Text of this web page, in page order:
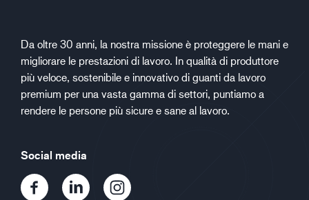
Da oltre 30 anni, la nostra missione è proteggere le mani e
migliorare le prestazioni di lavoro. In qualità di produttore
più veloce, sostenibile e innovativo di guanti da lavoro
premium per una vasta gamma di settori, puntiamo a
rendere le persone più sicure e sane al lavoro.
Social media